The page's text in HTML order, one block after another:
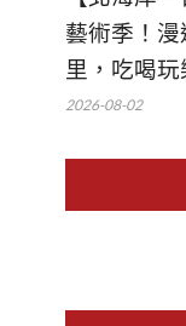
藝術季！
里，吃喝
2026-08-02